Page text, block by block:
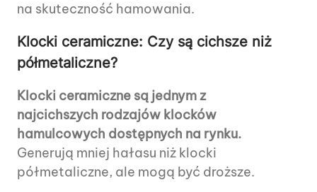
na skuteczność hamowania.
Klocki ceramiczne: Czy są cichsze niż
półmetaliczne?
Klocki ceramiczne są jednym z
najcichszych rodzajów klocków
hamulcowych dostępnych na rynku.
Generują mniej hałasu niż klocki
półmetaliczne, ale mogą być droższe.